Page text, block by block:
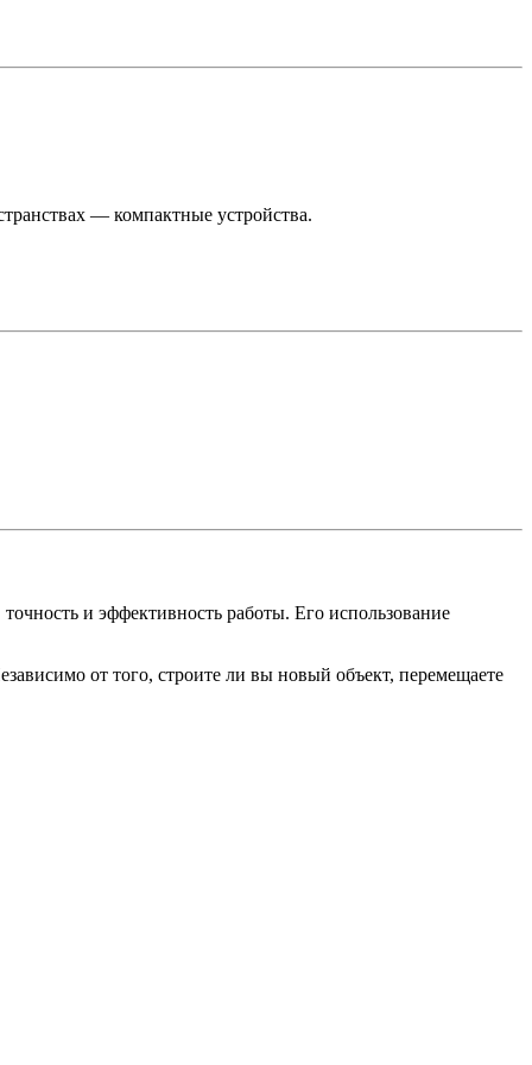
— компактные устройства.
и эффективность работы. Его использование
от того, строите ли вы новый объект, перемещаете